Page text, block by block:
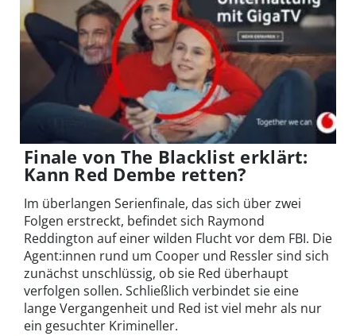
Finale von The Blacklist erklärt:
Kann Red Dembe retten?
Im überlangen Serienfinale, das sich über zwei
Folgen erstreckt, befindet sich Raymond
Reddington auf einer wilden Flucht vor dem FBI. Die
Agent:innen rund um Cooper und Ressler sind sich
zunächst unschlüssig, ob sie Red überhaupt
verfolgen sollen. Schließlich verbindet sie eine
lange Vergangenheit und Red ist viel mehr als nur
ein gesuchter Krimineller.